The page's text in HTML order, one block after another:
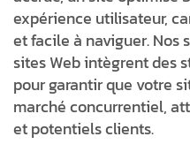
expérience utilisateur,
et facile à naviguer. Nos
sites Web intègrent des
pour garantir que votre
marché concurrentiel,
et potentiels clients.